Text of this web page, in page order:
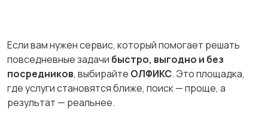
Если вам нужен сервис, который помогает решать
повседневные задачи быстро, выгодно и без
посредников, выбирайте ОЛФИКС. Это площадка,
где услуги становятся ближе, поиск — проще, а
результат — реальнее.